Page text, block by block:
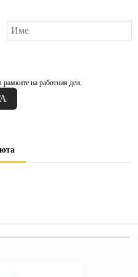
на работния ден.